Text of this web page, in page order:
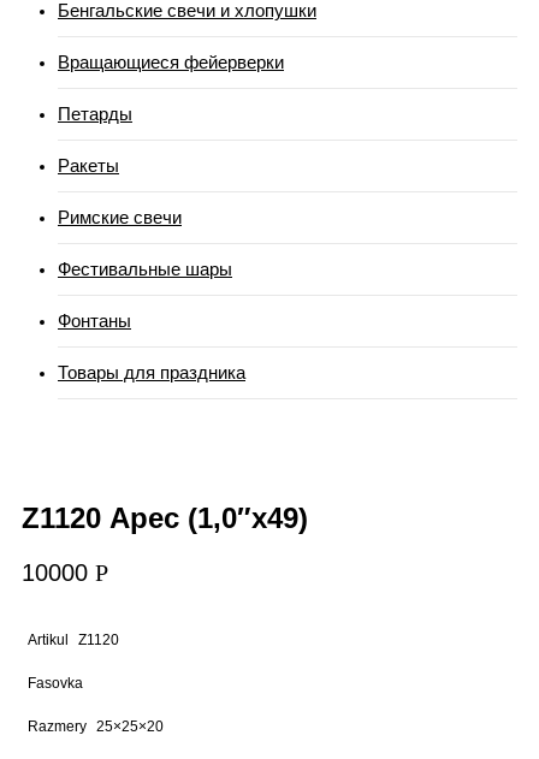
Бенгальские свечи и хлопушки
Вращающиеся фейерверки
Петарды
Ракеты
Римские свечи
Фестивальные шары
Фонтаны
Товары для праздника
Z1120 Арес (1,0″х49)
10000 Р
Artikul Z1120
Fasovka
Razmery 25×25×20